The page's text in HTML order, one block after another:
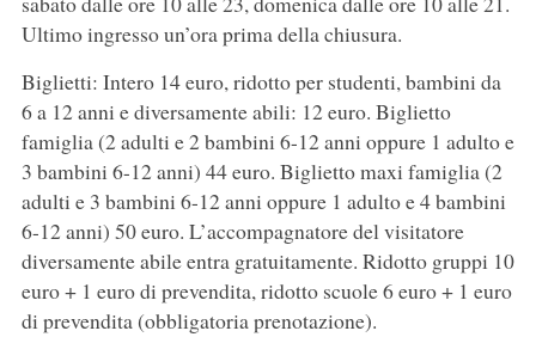
Ultimo ingresso un’ora prima della chiusura.
Biglietti: Intero 14 euro, ridotto per studenti, bambini da
6 a 12 anni e diversamente abili: 12 euro. Biglietto
famiglia (2 adulti e 2 bambini 6-12 anni oppure 1 adulto e
3 bambini 6-12 anni) 44 euro. Biglietto maxi famiglia (2
adulti e 3 bambini 6-12 anni oppure 1 adulto e 4 bambini
6-12 anni) 50 euro. L’accompagnatore del visitatore
diversamente abile entra gratuitamente. Ridotto gruppi 10
euro + 1 euro di prevendita, ridotto scuole 6 euro + 1 euro
di prevendita (obbligatoria prenotazione).